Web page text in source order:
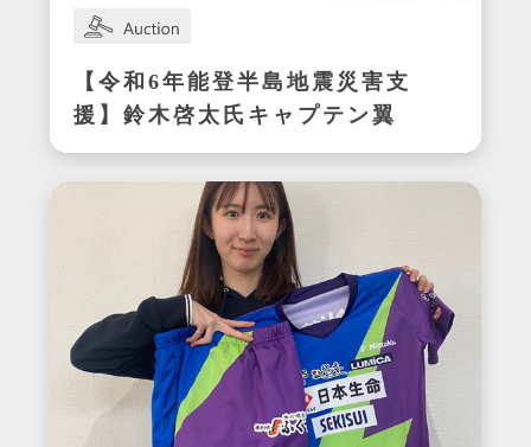
【令和6年能登半島地震災害支
援】鈴木啓太氏キャプテン翼
CUP かつしか2024エキシビ
ジョンマッチ着用サイン入り
明和ユニフォーム